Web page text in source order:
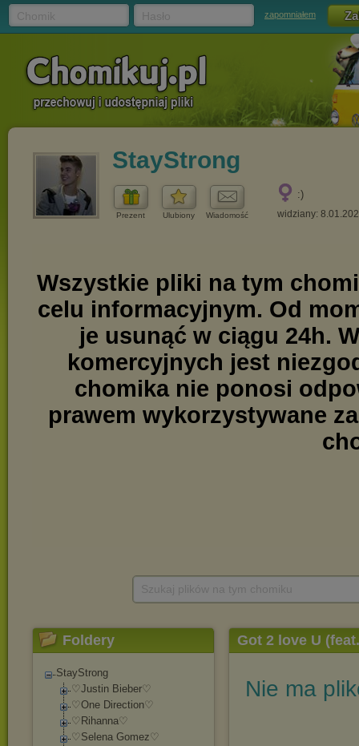
zapomniałem
StayStrong
Prezent Ulubiony Wiadomość
:)
widziany:
Foldery
StayStrong
♡Justin Bieber♡
♡One Direction♡
♡Rihanna♡
♡Selena Gomez♡
Got 2 love U
Nie ma